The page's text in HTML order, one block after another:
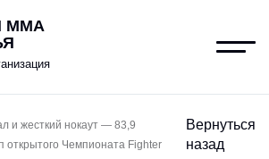
ММА
и жесткий нокаут — 83,9
открытого Чемпионата Fighter
Вернуться
назад